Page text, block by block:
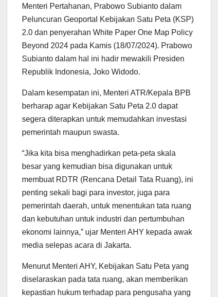
Menteri Pertahanan, Prabowo Subianto dalam
Peluncuran Geoportal Kebijakan Satu Peta (KSP)
2.0 dan penyerahan White Paper One Map Policy
Beyond 2024 pada Kamis (18/07/2024). Prabowo
Subianto dalam hal ini hadir mewakili Presiden
Republik Indonesia, Joko Widodo.
Dalam kesempatan ini, Menteri ATR/Kepala BPB
berharap agar Kebijakan Satu Peta 2.0 dapat
segera diterapkan untuk memudahkan investasi
pemerintah maupun swasta.
“Jika kita bisa menghadirkan peta-peta skala
besar yang kemudian bisa digunakan untuk
membuat RDTR (Rencana Detail Tata Ruang), ini
penting sekali bagi para investor, juga para
pemerintah daerah, untuk menentukan tata ruang
dan kebutuhan untuk industri dan pertumbuhan
ekonomi lainnya,” ujar Menteri AHY kepada awak
media selepas acara di Jakarta.
Menurut Menteri AHY, Kebijakan Satu Peta yang
diselaraskan pada tata ruang, akan memberikan
kepastian hukum terhadap para pengusaha yang